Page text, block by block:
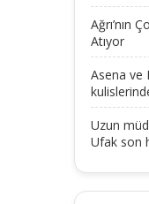
Ağrı’nın
Atıyor
Asena ve
Uzun
Ufak son